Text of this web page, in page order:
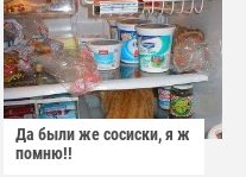
Да были же сосиски, я ж
помню!!